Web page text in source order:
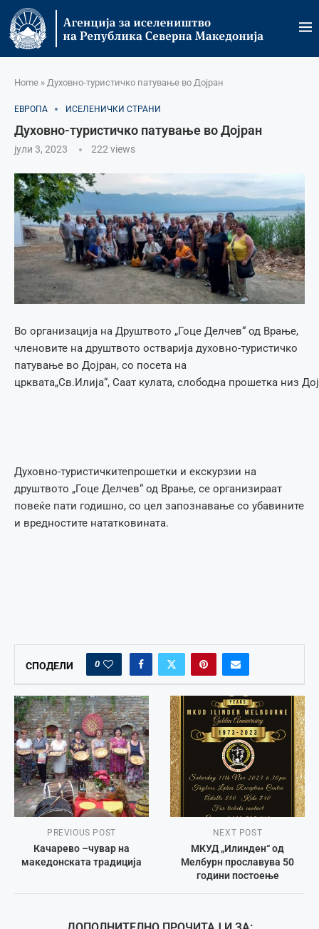
Home » Духовно-туристичко патување во Дојран
ЕВРОПА ИСЕЛЕНИЧКИ СТРАНИ
Духовно-туристичко патување во Дојран
јули 3, 2023 222 views
Во организација на Друштвото „Гоце Делчев“ од Врање,
членовите на друштвото остварија духовно-туристичко
патување во Дојран, со посета на
црквата„Св.Илија“, Саат кулата, слободна прошетка низ
Духовно-туристичкитепрошетки и екскурзии на
друштвото „Гоце Делчев“ од Врање, се организираат
повеќе пати годишно, со цел запознавање со убавините
и вредностите нататковината.
СПОДЕЛИ 0
PREVIOUS POST
Качарево –чувар на
македонската традиција
NEXT POST
МКУД „Илинден“ од
Мелбурн прославува 50
години постоење